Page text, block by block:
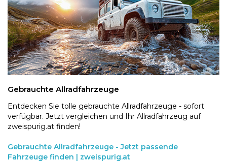
Gebrauchte Allradfahrzeuge
Entdecken Sie tolle gebrauchte Allradfahrzeuge - sofort
verfügbar. Jetzt vergleichen und Ihr Allradfahrzeug auf
zweispurig.at finden!
Gebrauchte Allradfahrzeuge - Jetzt passende
Fahrzeuge finden | zweispurig.at